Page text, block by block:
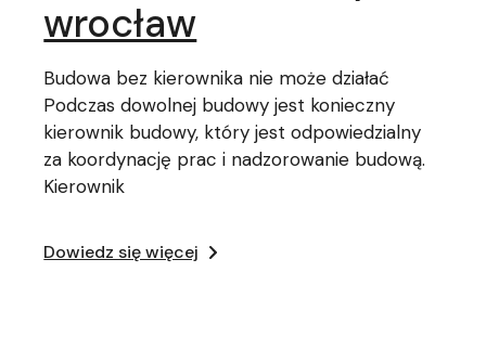
wrocław
Budowa bez kierownika nie może działać
Podczas dowolnej budowy jest konieczny
kierownik budowy, który jest odpowiedzialny
za koordynację prac i nadzorowanie budową.
Kierownik
Dowiedz się więcej